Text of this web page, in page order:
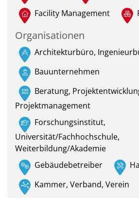
Facility Management
Organisationen
Architekturbüro,
Bauunternehmen
Beratung,
Projektmanagement
Forschungsinstitut,
Universität/Fachhochschule,
Weiterbildung/Akademie
Gebäudebetreiber
Kammer, Verband, Verein